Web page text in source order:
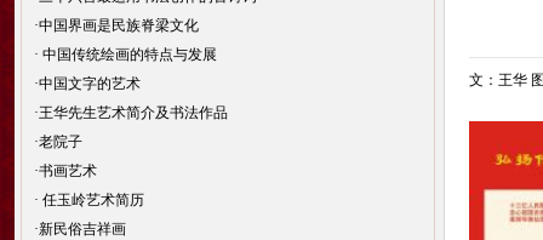
·中国界画是民族脊梁文化
· 中国传统绘画的特点与发展
·中国文字的艺术
·王华先生艺术简介及书法作品
·老院子
·书画艺术
· 任玉岭艺术简历
·新民俗吉祥画
文：王华